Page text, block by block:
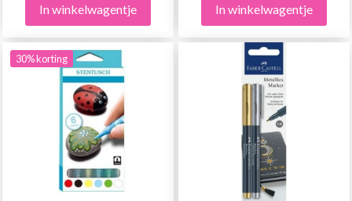
In winkelwagentje In winkelwagentje
30% korting